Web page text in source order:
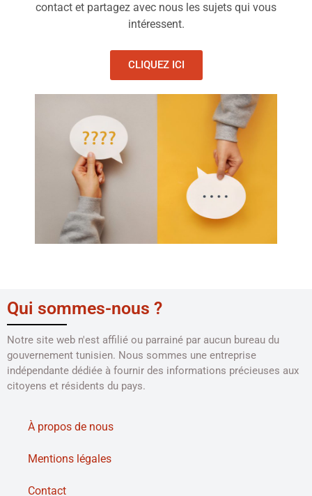
contact et partagez avec nous les sujets qui vous
intéressent.
CLIQUEZ ICI
Qui sommes-nous ?
Notre site web n'est affilié ou parrainé par aucun bureau du
gouvernement tunisien. Nous sommes une entreprise
indépendante dédiée à fournir des informations précieuses aux
citoyens et résidents du pays.
À propos de nous
Mentions légales
Contact